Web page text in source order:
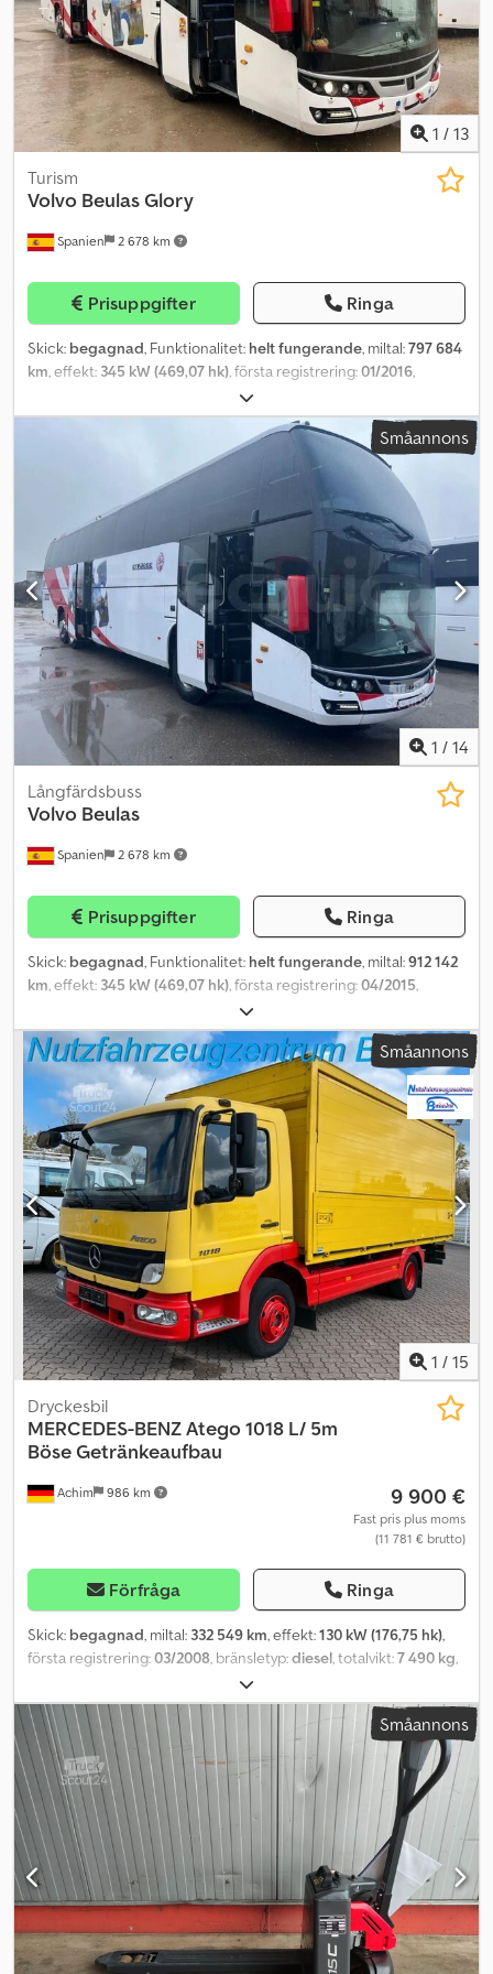
1 / 13
Spanien 2 678 km
Turism
Volvo Beulas Glory
Prisuppgifter Ringa
Skick: begagnad, Funktionalitet: helt fungerande, miltal:797 684
km, effekt: 345 kW (469,07 hk), första registrering:01/2016,
68, emissionsklass:
däcksstorlek:315/80 R22.5, Tillverkningsår:2016,
YV3T2U821GA175710, Utrustning:ABS,
badrum, farthållare, luftkonditionering
, Vi meddelar att det finns
dekaler på fordonets yttre kaross. Observera att fordonets
dokument är spanska och vid försäljning i Italien kommer
kostnader för registrering och nationalisering att belasta
köparen. Fordonet erbjuds till Köp Nu-pris, alternativt kan du
skicka ditt bud och inleda en förhandling. Dkedeynmaxspfx Am
Tor
Småannons
1 / 14
Spanien 2 678 km
Långfärdsbuss
Volvo Beulas
Prisuppgifter Ringa
Skick: begagnad, Funktionalitet: helt fungerande, miltal:912 142
km, effekt: 345 kW (469,07 hk), första registrering:04/2015,
68, emissionsklass:
däcksstorlek:315/80 R22.5, Tillverkningsår:2015,
maskin-/fordonsnummer:YV3T2U820EA168583, Utrustning:ABS,
badrum, farthållare, luftkonditionering , Vi meddelar att det finns
dekaler på den yttre karossen. Observera även att handlingarna
för detta fordon är spanska, vilket innebär att vid försäljning i
Italien ansvarar köparen för kostnader för nationalisering och
registrering. Dkodpfxoynbh Rs Am Tjr Fordonet finns tillgängligt
till Köp nu-pris eller så kan du lämna ett eget bud och inleda en
förhandling.
Småannons
1 / 15
Achim 986 km
Dryckesbil
MERCEDES-BENZAtego 1018 L/ 5m
Böse Getränkeaufbau
9 900 €
Fast pris plus moms
(11 781 € brutto)
Förfråga Ringa
Skick: begagnad, miltal: 332 549 km, effekt:130 kW (176,75 hk),
första registrering:03/2008, bränsletyp:diesel, totalvikt:7 490 kg,
, emissionsklass:
lastutrymmets längd:5 180 mm, lastutrymmets bredd:2 480 mm,
lastutrymmeshöjd: 2 060 mm , Utrustning: Dkedpfey A An Njx Am
Tsr * Kaross/Byggnation: Dryckesuppbyggnad * Böse
dryckesuppbyggnad * Fällbara sidoväggar vänster och höger *
Invändiga mått: 5 180 mm x 2 480 mm x 2 060 mm * Förarhytt: S
(kort version) * 6-växlad växellåda * Taklucka (stål) * Förarstol med
standard gungfunktion Teknik: * Radio MB Truckline *
Elmanövrerade och uppvärmda ytterbackspeglar * Backkamera
Säkerhet/Miljö: * Telligent bromssystem med ABS+ASR *
Motorbroms med konstant strypning * Förstärkt
bakaxelstabilisator * Avgasnorm EURO 4 Övrigt: * 1 tidigare ägare *
Tysk förstaleverans * Modell Atego 2 (facelift-version) * Motor: 4,3 l
Småannons